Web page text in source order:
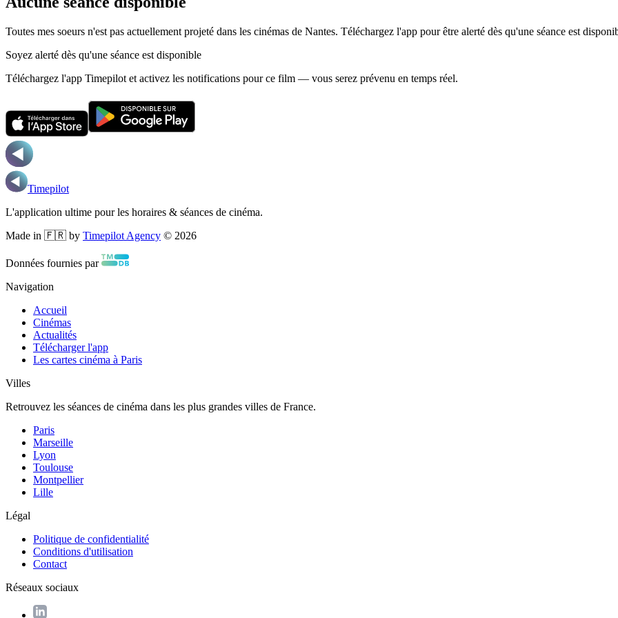
Toutes mes soeurs n'est pas actuellement projeté dans les cinémas de Nantes. Téléchargez l'app pour être alerté dès qu'une séance est
Soyez alerté dès qu'une séance est disponible
Téléchargez l'app Timepilot et activez les notifications pour ce film — vous serez prévenu en temps réel.
Timepilot
L'application ultime pour les horaires & séances de cinéma.
Made in 🇫🇷 by Timepilot Agency © 2026
Données fournies par
Navigation
Accueil
Cinémas
Actualités
Télécharger l'app
Les cartes cinéma à Paris
Villes
Retrouvez les séances de cinéma dans les plus grandes villes de France.
Paris
Marseille
Lyon
Toulouse
Montpellier
Lille
Légal
Politique de confidentialité
Conditions d'utilisation
Contact
Réseaux sociaux